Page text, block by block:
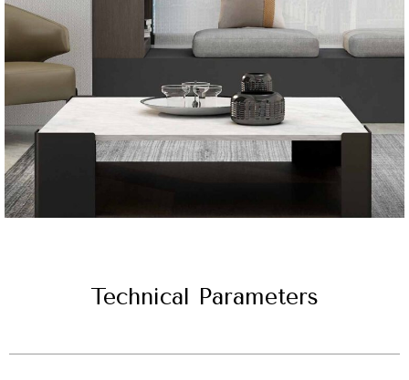
Technical Parameters